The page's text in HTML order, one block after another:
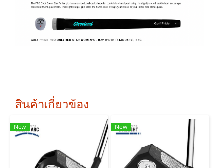
สินค้าเกี่ยวข้อง
New New